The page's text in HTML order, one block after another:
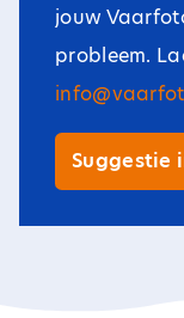
jouw
probleem.
Suggestie